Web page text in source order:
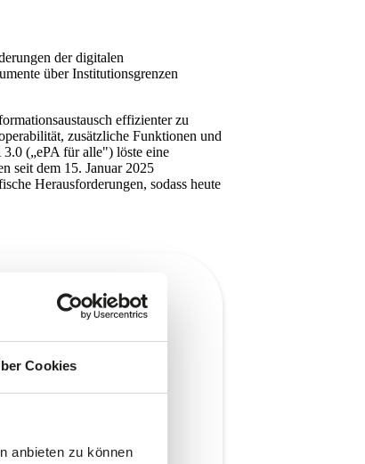
Cookies
anbieten zu können
der digitalen
über Institutionsgrenzen
effizienter zu
zusätzliche Funktionen und
3.0 („ePA für alle") löste eine
seit dem 15. Januar 2025
Herausforderungen, sodass heute